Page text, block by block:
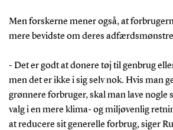
Men forskerne mener også, at
mere bevidste om deres
- Det er godt at donere tøj til genbrug
men det er ikke i sig selv nok. Hvis man
grønnere forbruger, skal man lave nogle
valg i en mere klima- og miljøvenlig
at reducere sit generelle forbrug, siger